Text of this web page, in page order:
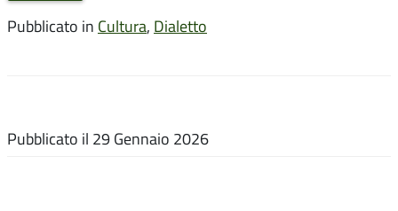
Pubblicato in Cultura, Dialetto
Pubblicato il 29 Gennaio 2026